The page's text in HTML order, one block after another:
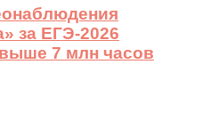
за ЕГЭ-2026
7 млн часов